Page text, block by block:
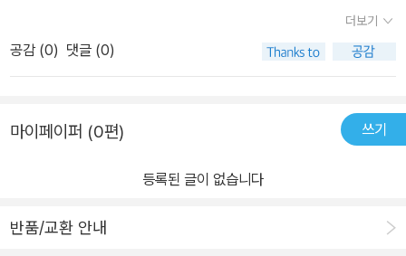
터 부산까지 종주를 하시다니...대단하신 분들이라는 생각이 들었다.
자전거가 두번이나 펑크나서 당황했던 일, 특히 목적지를 29km나 남
겨놓고 펑크가 나 난처했던 일, 추월하려다 넘어져 손바닥과 팔꿈치
니라는 등 숱한 난관과 어려움을 극복하고 부부가 종주에 성공했다는
의 연세에 계신 주부도 자전거로 종주를 하시는데...젊은 나는 더욱 힘
속돼 간경화로 2년간 6번의 수술을 받은후 건강회복을 위해 시작한
길이 나타나고 겨우 오르막길을 넘어 안도의 한숨을 내쉬었더니 가파
른 내리막길에서 가속도가 붙어 내려가다가 자전거와 함께 땅바닥에
있다가는 심지어 길위에 나서지도 못할 것이니 핸들을 쥐고 일단 길
위로 나가 온갖 장애물에 맞서보는 건 어떨까. 당신도 모르는 사이 어
전거를 탔던 날이 떠오른다. 나는 계속해서 잡고 있으라고 소리쳤고
어머니가 이미 손을 놓았는데도 두발자전거를 거뜬히 타고 있었다.
그 꿈을 접고 일찍 돌아오게될 수 밖에 없었다. 그때 마지막으로 닿았
던 곳인 군산항에서 아쉬운마음을 품고 돌아오게 된 후로 5년이 지난
지금도, 나는 아직 언젠가는 다시 친구들과 함께 국토종주를 하게 되
마음이 두근거렸다. 여러 국토종주 이야기를 묶어 책으로 만들어 낸
종주 수기를 실었다. 글에 상을 준다는 것이 무의미할 만큼 그들은 각
생기가 넘쳐서 어느 것을 읽더라도 4대강 길의 햇살과 바람을 느낄
더보기
공감 (0) 댓글 (0)
마이페이퍼 (0편) 쓰기
등록된 글이 없습니다
반품/교환 안내